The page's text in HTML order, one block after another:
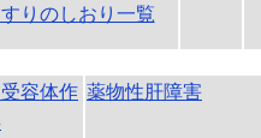
すりのしおり一覧
容体作 薬物性肝障害